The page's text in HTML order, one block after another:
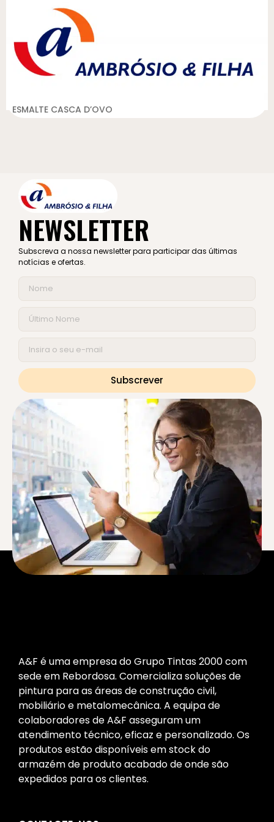
ESMALTE CASCA D’OVO
NEWSLETTER
Subscreva a nossa newsletter para participar das últimas
notícias e ofertas.
Subscrever
A&F é uma empresa do Grupo Tintas 2000 com
sede em Rebordosa. Comercializa soluções de
pintura para as áreas de construção civil,
mobiliário e metalomecânica. A equipa de
colaboradores de A&F asseguram um
atendimento técnico, eficaz e personalizado. Os
produtos estão disponíveis em stock do
armazém de produto acabado de onde são
expedidos para os clientes.